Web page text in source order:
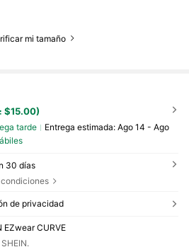
mi tamaño
$15.00)
tarde Entrega estimada: Ago 14 - Ago
30 días
de privacidad
EZwear CURVE